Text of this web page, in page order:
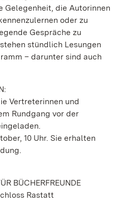
Gelegenheit, die Autorinnen
oder zu
Gespräche zu
stündlich Lesungen
– darunter sind auch
Vertreterinnen und
Rundgang vor der
10 Uhr. Sie erhalten
BÜCHERFREUNDE
Rastatt